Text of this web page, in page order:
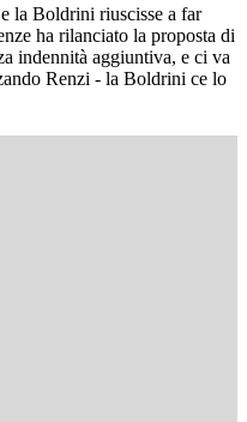
la Boldrini riuscisse a far
ha rilanciato la proposta di
indennità aggiuntiva, e ci va
Renzi - la Boldrini ce lo